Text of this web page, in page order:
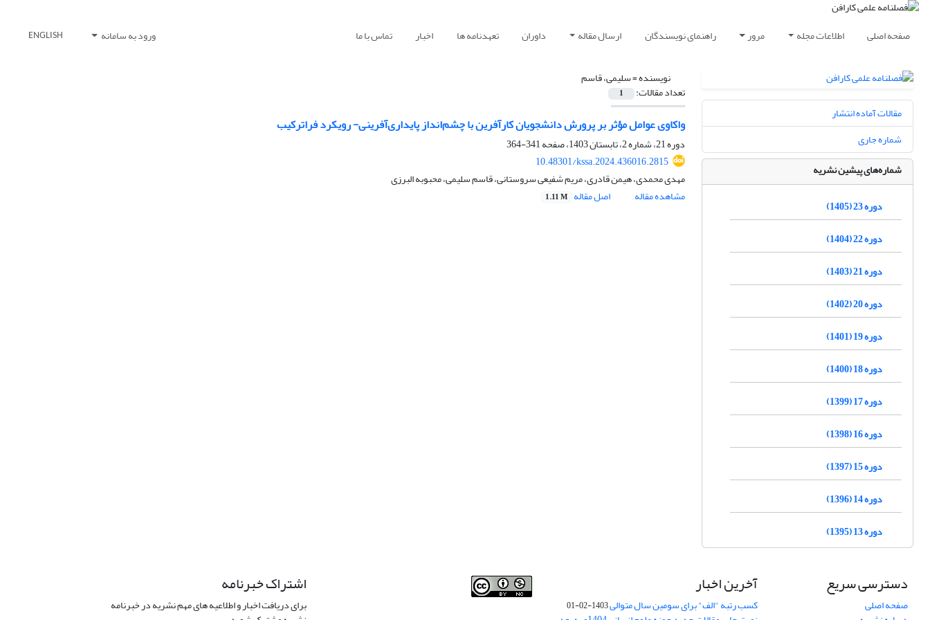
صفحه اصلی اطلاعات مجله مرور راهنمای نویسندگان ارسال مقاله داوران تعهدنامه ها اخبار تماس با ما ورود به سامانه ENGLISH
نویسنده =سلیمی، قاسم
تعداد مقالات: 1
واکاوی عوامل مؤثر بر پرورش دانشجویان کارآفرین با چشم‌انداز پایداری‌آفرینی- رویکرد فراترکیب
دوره 21، شماره 2، تابستان 1403، صفحه
341-364
10.48301/kssa.2024.436016.2815
مهدی محمدی، هیمن قادری، مریم شفیعی سروستانی، قاسم سلیمی، محبوبه البرزی
مشاهده مقاله
اصل مقاله 1.11 M
مقالات آماده انتشار
شماره جاری
شماره‌های پیشین نشریه
دوره 23 (1405)
دوره 22 (1404)
دوره 21 (1403)
دوره 20 (1402)
دوره 19 (1401)
دوره 18 (1400)
دوره 17 (1399)
دوره 16 (1398)
دوره 15 (1397)
دوره 14 (1396)
دوره 13 (1395)
دسترسی سریع
صفحه اصلی
آخرین اخبار
کسب رتبه "الف" برای سومین سال متوالی1403-02-01
اشتراک خبرنامه
برای دریافت اخبار و اطلاعیه های مهم نشریه در خبرنامه